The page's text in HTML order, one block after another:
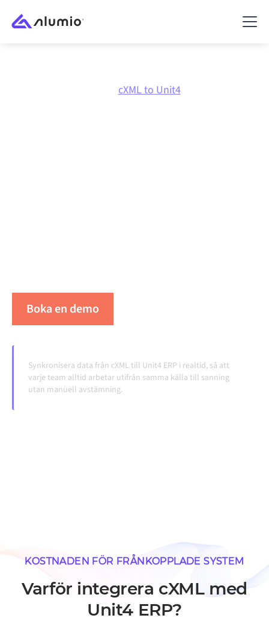
cXML to Unit4
Boka en demo
Synkronisera data från cXML till Unit4 ERP i realtid, så att
varje team alltid arbetar utifrån samma källa till sanning
utan manuell avstämning.
KOSTNADEN FÖR FRÅNKOPPLADE SYSTEM
Varför integrera cXML med
Unit4 ERP?